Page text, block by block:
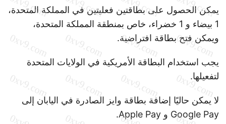
يمكن الحصول على بطاقتين فعليتين في المملكة المتحدة،
1 بيضاء و 1 خضراء، خاص بمنطقة المملكة المتحدة،
ويمكن فتح بطاقة افتراضية.
يجب استخدام البطاقة الأمريكية في الولايات المتحدة
لتفعيلها.
لا يمكن حاليًا إضافة بطاقة وايز الصادرة في اليابان إلى
Google Pay و Apple Pay.